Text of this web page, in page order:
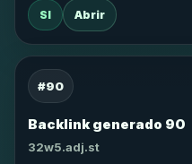
SI Abrir
#90
Backlink generado 90
32w5.adj.st